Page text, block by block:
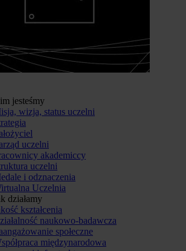
jesteśmy
wizja, status uczelni
uczelni
akademiccy
uczelni
i odznaczenia
Uczelnia
działamy
kształcenia
naukowo-badawcza
społeczne
międzynarodowa